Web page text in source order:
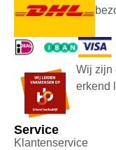
Wij zijn
erkend
Service
Klantenservice